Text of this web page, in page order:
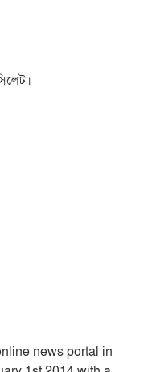
news portal in